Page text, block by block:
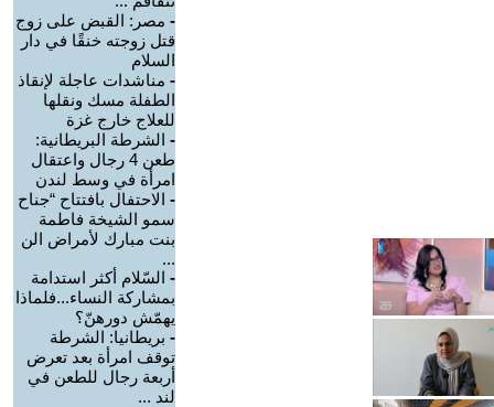
- مصر: القبض على زوج
قتل زوجته خنقًا في دار
السلام
- مناشدات عاجلة لإنقاذ
الطفلة مسك ونقلها
للعلاج خارج غزة
- الشرطة البريطانية:
طعن 4 رجال واعتقال
امرأة في وسط لندن
- الاحتفال بافتتاح “جناح
سمو الشيخة فاطمة
بنت مبارك لأمراض الن
...
- السّلام أكثر استدامة
بمشاركة النساء...فلماذا
يهمّش دورهنّ؟
- بريطانيا: الشرطة
توقف امرأة بعد تعرض
أربعة رجال للطعن في
لند ...